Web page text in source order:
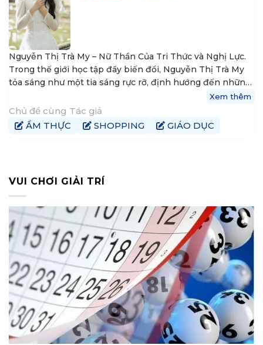
Nguyễn Thị Trà My – Nữ Thần Của Tri Thức và Nghị Lực.
Trong thế giới học tập đầy biến đổi, Nguyễn Thị Trà My
tỏa sáng như một tia sáng rực rỡ, định hướng đến những
nguyên tắc vững vàng của tri thức và khát vọng thành
công. Hiện tại, My là trưởng nhóm nội dung tại
tophanoiaz.com, nơi cô góp phần xây dựng và chia sẻ
kiến thức đến cộng đồng mạng.
Xem thêm
Chủ đề cùng Tác giả
ẨM THỰC
SHOPPING GIÁO DỤC
VUI CHƠI GIẢI TRÍ